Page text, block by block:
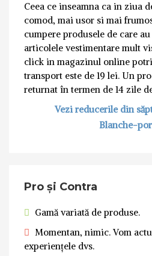
Ceea ce inseamna ca in ziua
comod, mai usor si mai
cumpere produsele de care
articolele vestimentare mult
click in magazinul online
transport este de 19 lei. Un
returnat în termen de 14 zile
Vezi reducerile din
Blanche-
Pro și Contra
Gamă variată de produse.
Momentan, nimic. Vom
experiențele dvs.